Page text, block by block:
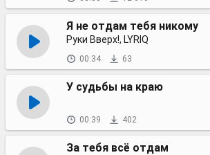
Я не отдам тебя никому
Руки Вверх!, LYRIQ
00:34 63
У судьбы на краю
00:39 402
За тебя всё отдам